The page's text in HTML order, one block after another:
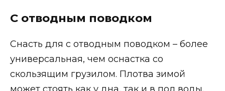
С отводным поводком
Снасть для с отводным поводком – более
универсальная, чем оснастка со
скользящим грузилом. Плотва зимой